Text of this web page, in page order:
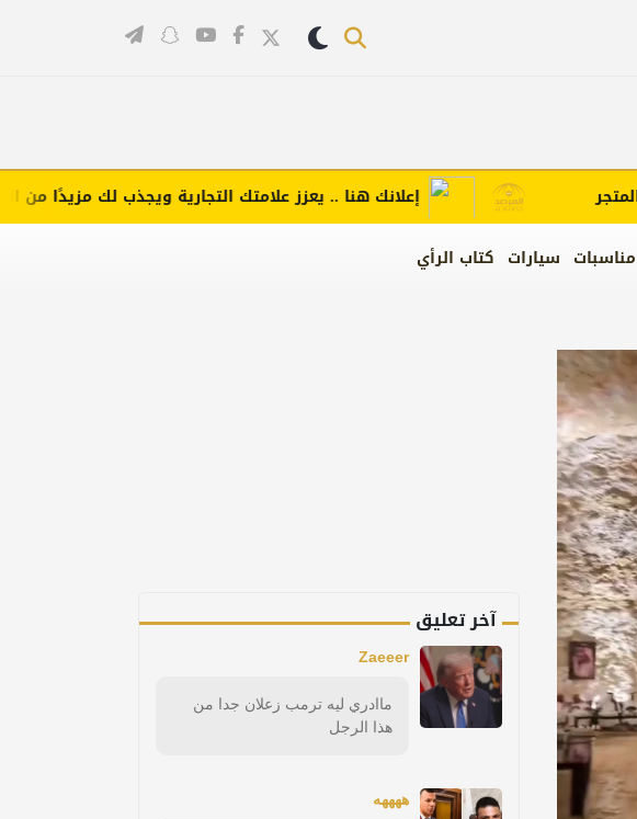
مناسبات سيارات كتاب الرأي
إعلانك هنا .. يعزز علامتك التجارية ويجذب لك مزيدًا من
آخر تعليق
Zaeeer
ماادري ليه ترمب زعلان جدا من
هذا الرجل
ههههه